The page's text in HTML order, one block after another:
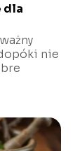
dla
nie